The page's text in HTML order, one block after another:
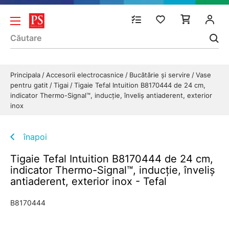
Principala Accesorii electrocasnice Bucătărie și servire
Vase
pentru gatit
Tigai
Tigaie Tefal Intuition B8170444 de 24 cm,
indicator Thermo-Signal™, inducție, înveliș antiaderent, exterior
inox
înapoi
Tigaie Tefal Intuition B8170444 de 24 cm,
indicator Thermo-Signal™, inducție, înveliș
antiaderent, exterior inox - Tefal
B8170444